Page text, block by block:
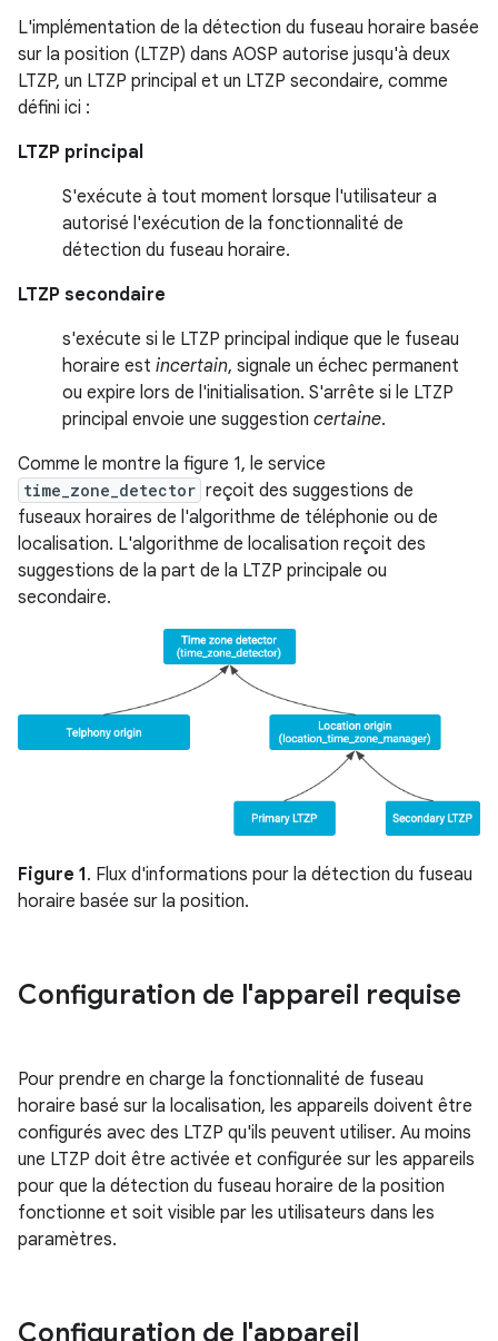
L'implémentation de la détection du fuseau horaire basée
sur la position (LTZP) dans AOSP autorise jusqu'à deux
LTZP, un LTZP principal et un LTZP secondaire, comme
défini ici :
LTZP principal
S'exécute à tout moment lorsque l'utilisateur a
autorisé l'exécution de la fonctionnalité de
détection du fuseau horaire.
LTZP secondaire
s'exécute si le LTZP principal indique que le fuseau
horaire est incertain, signale un échec permanent
ou expire lors de l'initialisation. S'arrête si le LTZP
principal envoie une suggestion certaine.
Comme le montre la figure 1, le service
time_zone_detector reçoit des suggestions de
fuseaux horaires de l'algorithme de téléphonie ou de
localisation. L'algorithme de localisation reçoit des
suggestions de la part de la LTZP principale ou
secondaire.
Figure 1. Flux d'informations pour la détection du fuseau
horaire basée sur la position.
Configuration de l'appareil requise
Pour prendre en charge la fonctionnalité de fuseau
horaire basé sur la localisation, les appareils doivent être
configurés avec des LTZP qu'ils peuvent utiliser. Au moins
une LTZP doit être activée et configurée sur les appareils
pour que la détection du fuseau horaire de la position
fonctionne et soit visible par les utilisateurs dans les
paramètres.
Configuration de l'appareil